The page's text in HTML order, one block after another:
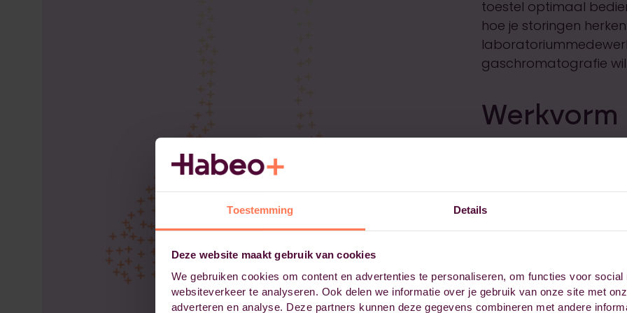
Toestemming Details
Deze website maakt gebruik van cookies
We gebruiken cookies om content en advertenties te personaliseren, om functies voor social
websiteverkeer te analyseren. Ook delen we informatie over je gebruik van onze site met
adverteren en analyse. Deze partners kunnen deze gegevens combineren met andere
toestel optimaal
hoe je storingen
gaschromatografie
Werkvorm
Deze hands-on
praktijkoefeningen op
uitgeruste
6890/7890 GC-
begeleiding van
experimenten uit die
werkzaamheden met
begeleiding en de